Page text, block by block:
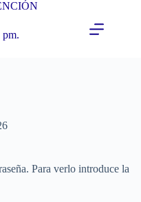
pm.
Para verlo introduce la